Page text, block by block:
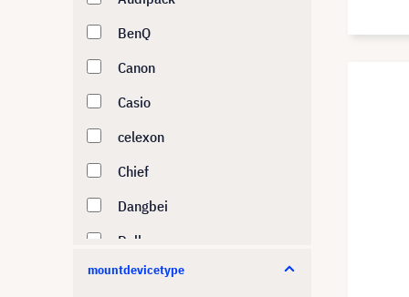
BenQ
Canon
Casio
celexon
Chief
Dangbei
Dell
Epson
mountdevicetype